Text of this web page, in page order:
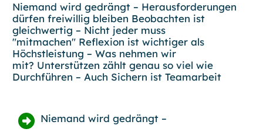
Niemand wird gedrängt – Herausforderungen
dürfen freiwillig bleiben Beobachten ist
gleichwertig – Nicht jeder muss
"mitmachen" Reflexion ist wichtiger als
Höchstleistung – Was nehmen wir
mit? Unterstützen zählt genau so viel wie
Durchführen – Auch Sichern ist Teamarbeit
Niemand wird gedrängt –